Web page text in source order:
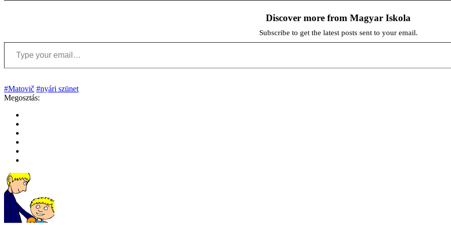
Discover more from Magyar Iskola
Subscribe to get the latest posts sent to your email.
Type your email…
#Matovič #nyári szünet
Megosztás: